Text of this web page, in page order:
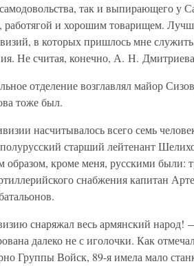
так и выпирающего у
и хорошим товарищем.
в которых пришлось мне
Не считая, конечно, А. Н.
отделение возглавлял майор
тоже был.
насчитывалось всего семь
старший лейтенант
образом, кроме меня, русскими были:
снабжения капитан
снаряжал весь армянский народ!
далеко не с иголочки. Как
Группы Войск, 89-я имела мало